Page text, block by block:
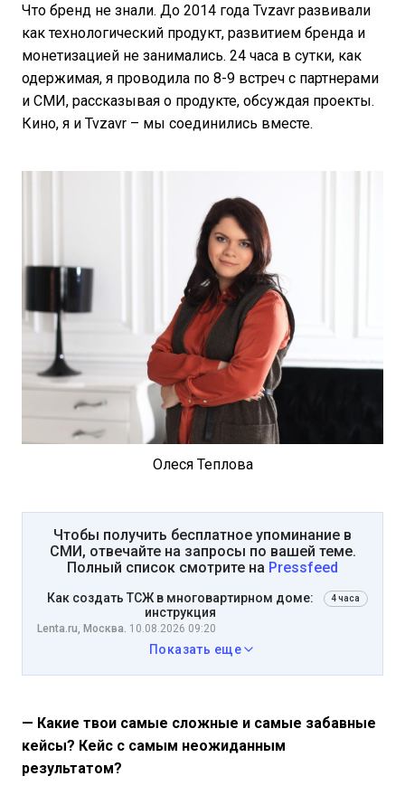
Что бренд не знали. До 2014 года Tvzavr развивали
как технологический продукт, развитием бренда и
монетизацией не занимались. 24 часа в сутки, как
одержимая, я проводила по 8-9 встреч с партнерами
и СМИ, рассказывая о продукте, обсуждая проекты.
Кино, я и Tvzavr – мы соединились вместе.
Олеся Теплова
Чтобы получить бесплатное упоминание в
СМИ, отвечайте на запросы по вашей теме.
Полный список смотрите на Pressfeed
Как создать ТСЖ в многовартирном доме:
инструкция
4 часа
Lenta.ru, Москва. 10.08.2026 09:20
Показать еще
— Какие твои самые сложные и самые забавные
кейсы? Кейс с самым неожиданным
результатом?